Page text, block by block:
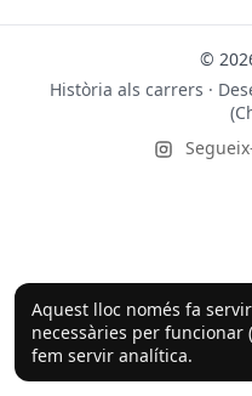
Aquest lloc només fa
necessàries per funcionar
fem servir analítica.
©
Història als carrers ·